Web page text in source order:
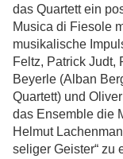
das Quartett ein
Musica di Fiesole
musikalische
Feltz, Patrick Judt,
Beyerle (Alban
Quartett) und
das Ensemble die
Helmut
seliger Geister“ zu